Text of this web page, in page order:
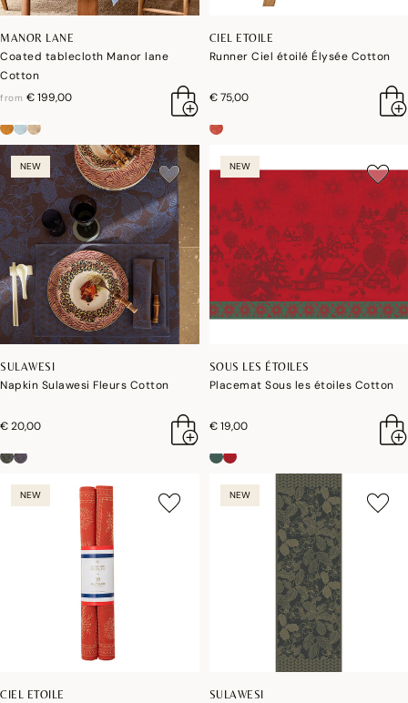
MANOR LANE
Coated tablecloth Manor lane
Cotton
from € 199,00
CIEL ETOILE
Runner Ciel étoilé Élysée Cotton
€ 75,00
NEW
SULAWESI
Napkin Sulawesi Fleurs Cotton
€ 20,00
NEW
SOUS LES ÉTOILES
Placemat Sous les étoiles Cotton
€ 19,00
NEW
CIEL ETOILE
NEW
SULAWESI